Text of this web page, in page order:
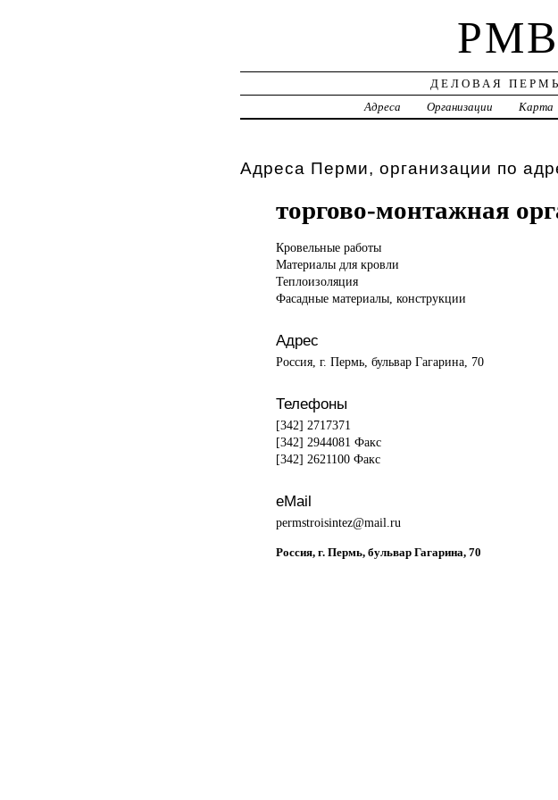
ДЕЛОВАЯ
Адреса
Организации Карта
Адреса Перми, организации по
торгово-монтажная
Кровельные работы
Материалы для кровли
Теплоизоляция
Фасадные материалы, конструкции
Адрес
Россия, г. Пермь, бульвар Гагарина, 70
Телефоны
[342] 2717371
[342] 2944081 Факс
[342] 2621100 Факс
eMail
permstroisintez@mail.ru
Россия, г. Пермь, бульвар Гагарина, 70